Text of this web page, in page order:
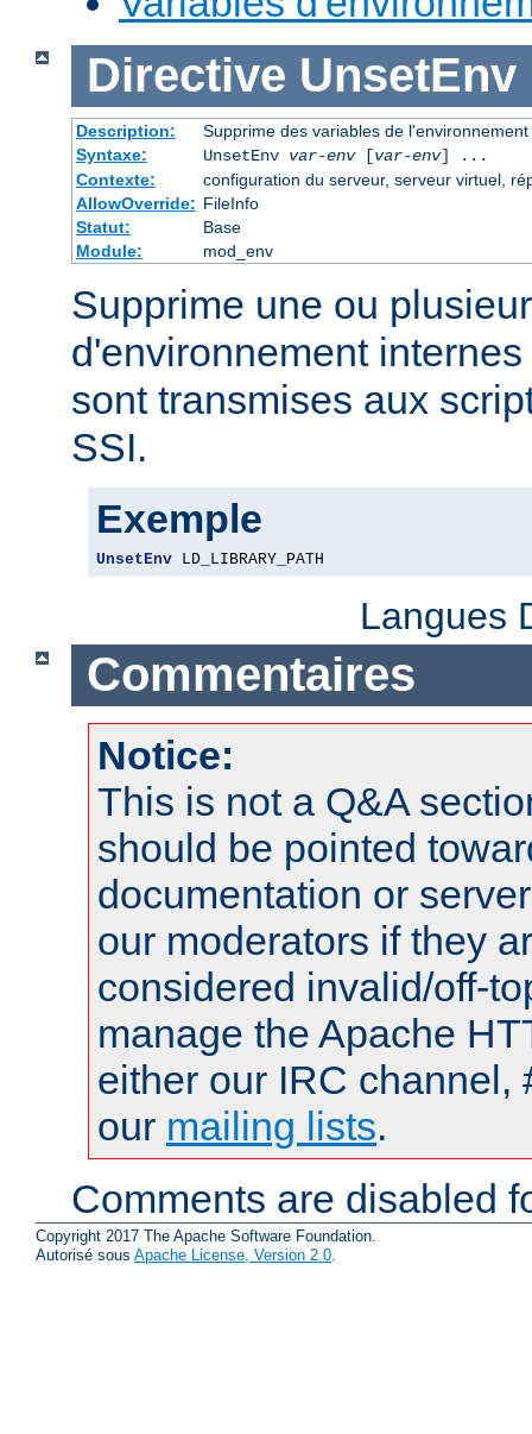
Directive UnsetEnv
Description:
Supprime des variables de l'environnement
Syntaxe:
UnsetEnv var-env[var-env] ...
Contexte:
configuration du serveur, serveur virtuel,
AllowOverride: FileInfo
Statut:
Base
Module:
mod_env
Supprime une ou
d'environnement
sont transmises aux
SSI.
Exemple
UnsetEnv LD_LIBRARY_PATH
Langues
Commentaires
Notice:
This is not a Q&A
should be pointed
documentation or
our moderators if they
considered invalid/off-
manage the Apache
either our IRC channel,
our mailing lists.
Comments are disabled
Copyright 2017 The Apache Software Foundation.
Autorisé sous Apache License, Version 2.0